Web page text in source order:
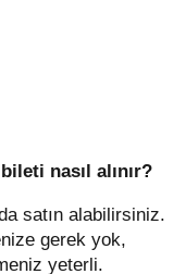
nasıl alınır?
satın alabilirsiniz.
gerek yok,
yeterli.